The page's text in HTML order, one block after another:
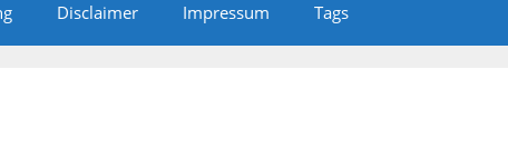
Disclaimer Impressum Tags